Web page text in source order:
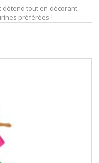
détend tout en décorant.
préférées !